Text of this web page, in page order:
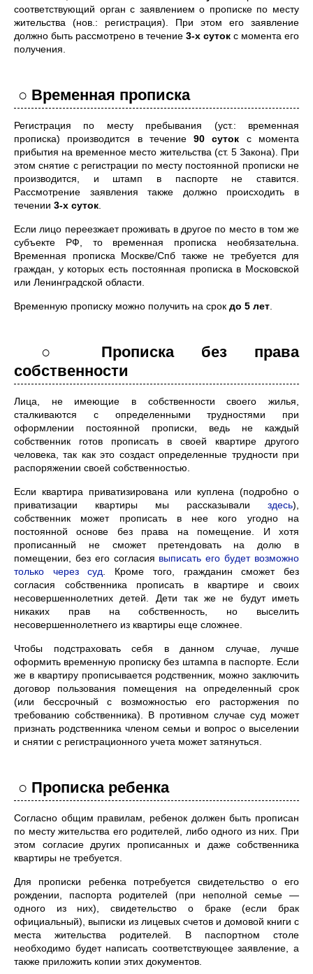
соответствующий орган с заявлением о прописке по месту
жительства (нов.: регистрация). При этом его заявление
должно быть рассмотрено в течение 3-х суток с момента его
получения.
○ Временная прописка
Регистрация по месту пребывания (уст.: временная
прописка) производится в течение90 суток с момента
прибытия на временное место жительства (ст. 5 Закона). При
этом снятие с регистрации по месту постоянной прописки не
производится, и штамп в паспорте не ставится.
Рассмотрение заявления также должно происходить в
течении 3-х суток.
Если лицо переезжает проживать в другое по место в том же
субъекте РФ, то временная прописка необязательна.
Временная прописка Москве/Спб также не требуется для
граждан, у которых есть постоянная прописка в Московской
или Ленинградской области.
Временную прописку можно получить на срок до 5 лет.
○ Прописка без права
собственности
Лица, не имеющие в собственности своего жилья,
сталкиваются с определенными трудностями при
оформлении постоянной прописки, ведь не каждый
собственник готов прописать в своей квартире другого
человека, так как это создаст определенные трудности при
распоряжении своей собственностью.
Если квартира приватизирована или куплена (подробно о
приватизации квартиры мы рассказывали здесь),
собственник может прописать в нее кого угодно на
постоянной основе без права на помещение. И хотя
прописанный не сможет претендовать на долю в
помещении, без его согласия выписать его будет возможно
только через суд. Кроме того, гражданин сможет без
согласия собственника прописать в квартире и своих
несовершеннолетних детей. Дети так же не будут иметь
никаких прав на собственность, но выселить
несовершеннолетнего из квартиры еще сложнее.
Чтобы подстраховать себя в данном случае, лучше
оформить временную прописку без штампа в паспорте. Если
же в квартиру прописывается родственник, можно заключить
договор пользования помещения на определенный срок
(или бессрочный с возможностью его расторжения по
требованию собственника). В противном случае суд может
признать родственника членом семьи и вопрос о выселении
и снятии с регистрационного учета может затянуться.
○ Прописка ребенка
Согласно общим правилам, ребенок должен быть прописан
по месту жительства его родителей, либо одного из них. При
этом согласие других прописанных и даже собственника
квартиры не требуется.
Для прописки ребенка потребуется свидетельство о его
рождении, паспорта родителей (при неполной семье —
одного из них), свидетельство о браке (если брак
официальный), выписки из лицевых счетов и домовой книги с
места жительства родителей. В паспортном столе
необходимо будет написать соответствующее заявление, а
также приложить копии этих документов.